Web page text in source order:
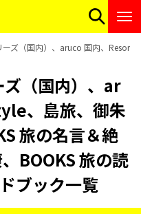
ズ（国内）、aruco 国内、Resort
（国内）、ar
、島旅、御朱
旅の名言＆絶
BOOKS 旅の読
ブック一覧